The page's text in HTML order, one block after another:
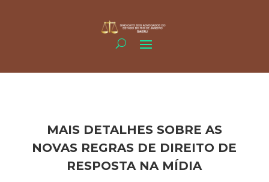
MAIS DETALHES SOBRE AS
NOVAS REGRAS DE DIREITO DE
RESPOSTA NA MÍDIA